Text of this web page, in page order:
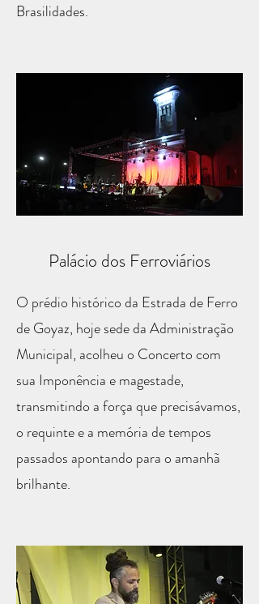
Brasilidades.
Palácio dos Ferroviários
O prédio histórico da Estrada de Ferro
de Goyaz, hoje sede da Administração
Municipal, acolheu o Concerto com
sua Imponência e magestade,
transmitindo a força que precisávamos,
o requinte e a memória de tempos
passados apontando para o amanhã
brilhante.